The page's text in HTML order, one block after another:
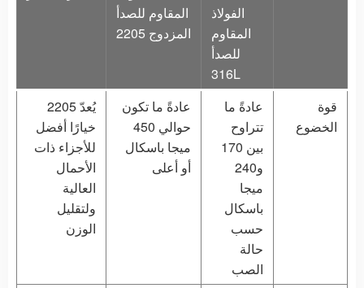
الفولاذ
المقاوم
للصدأ
316L
المقاوم للصدأ
المزدوج 2205
قوة
الخضوع
عادةً ما
تتراوح
بين 170
و240
ميجا
باسكال
حسب
حالة
الصب
عادةً ما تكون
حوالي 450
ميجا باسكال
أو أعلى
يُعدّ 2205
خيارًا أفضل
للأجزاء ذات
الأحمال
العالية
ولتقليل
الوزن